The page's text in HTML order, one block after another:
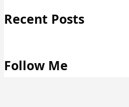
Recent Posts
Follow Me